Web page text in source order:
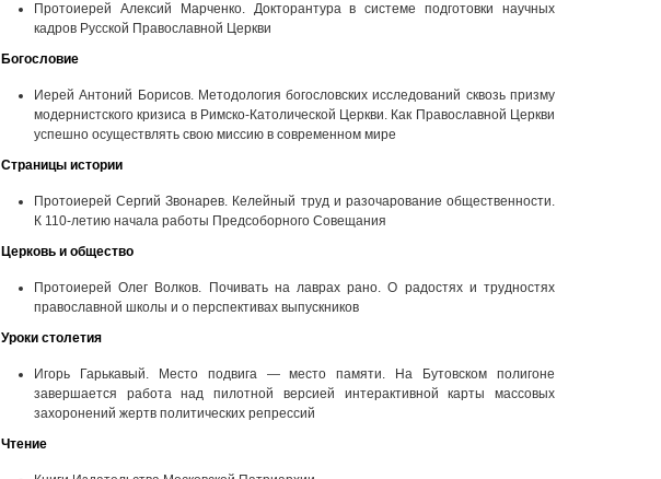
Протоиерей Алексий Марченко. Докторантура в системе подготовки научных
кадров Русской Православной Церкви
Богословие
Иерей Антоний Борисов. Методология богословских исследований сквозь призму
модернистского кризиса в Римско-Католической Церкви. Как Православной Церкви
успешно осуществлять свою миссию в современном мире
Страницы истории
Протоиерей Сергий Звонарев. Келейный труд и разочарование общественности.
К 110-летию начала работы Предсоборного Совещания
Церковь и общество
Протоиерей Олег Волков. Почивать на лаврах рано. О радостях и трудностях
православной школы и о перспективах выпускников
Уроки столетия
Игорь Гарькавый. Место подвига — место памяти. На Бутовском полигоне
завершается работа над пилотной версией интерактивной карты массовых
захоронений жертв политических репрессий
Чтение